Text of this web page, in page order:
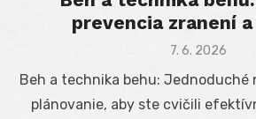
prevencia zranení
Posted
7. 6. 2026
Beh a technika behu: Jednoduché
plánovanie, aby ste cvičili